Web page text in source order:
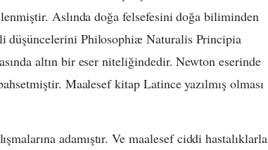
Aslında doğa felsefesini doğa biliminden
düşüncelerini Philosophiæ Naturalis Principia
altın bir eser niteliğindedir. Newton eserinde
Maalesef kitap Latince yazılmış olması
adamıştır. Ve maalesef ciddi hastalıklarla